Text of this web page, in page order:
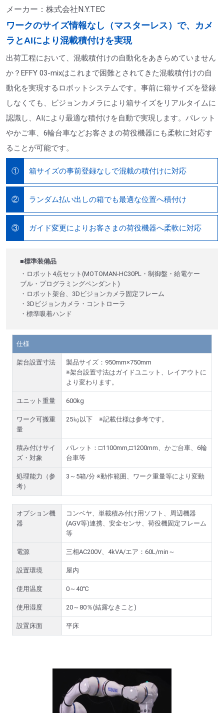
メーカー：株式会社N.Y.TEC
ワークのサイズ情報なし（マスターレス）で、カメ
ラとAIにより混載積付けを実現
出荷工程において、混載積付けの自動化をあきらめていません
か？EFFY 03-mixはこれまで困難とされてきた混載積付けの自
動化を実現するロボットシステムです。事前に箱サイズを登録
しなくても、ビジョンカメラにより箱サイズをリアルタイムに
認識し、AIにより最適な積付けを自動で実現します。パレット
やかご車、6輪台車などお客さまの荷役機器にも柔軟に対応す
ることが可能です。
① 箱サイズの事前登録なしで混載の積付けに対応
② ランダム払い出しの箱でも最適な位置へ積付け
③ ガイド変更によりお客さまの荷役機器へ柔軟に対応
■標準装備品
・ロボット4点セット(MOTOMAN-HC30PL・制御盤・給電ケー
ブル・プログラミングペンダント)
・ロボット架台、3Dビジョンカメラ固定フレーム
・3Dビジョンカメラ・コントローラ
・標準吸着ハンド
仕様
架台設置寸法
製品サイズ：950mm×750mm
※架台設置寸法はガイドユニット、レイアウトに
より変わります。
ユニット重量 600kg
ワーク可搬重
量
25㎏以下 ※記載仕様は参考です。
積み付けサイ
ズ・対象
パレット：□1100mm,□1200mm、かご台車、6輪
台車等
処理能力（参
考）
3～5箱/分 ※動作範囲、ワーク重量等により変動
オプション機
器
コンベヤ、単載積み付け用ソフト、周辺機器
(AGV等)連携、安全センサ、荷役機固定フレーム
等
電源 三相AC200V、4kVA/エア：60L/min～
設置環境 屋内
使用温度 0～40℃
使用湿度 20～80％(結露なきこと)
設置床面 平床